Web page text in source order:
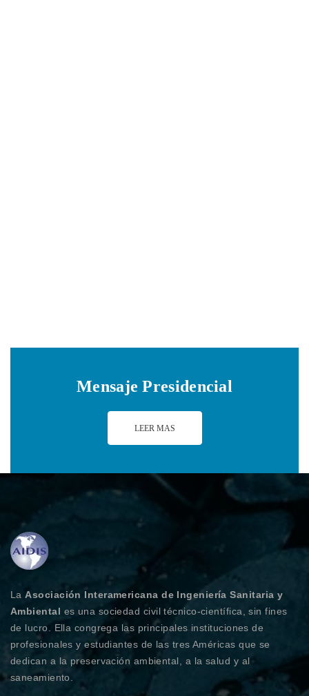
Mensaje Presidencial
LEER MAS
LaAsociación Interamericana de Ingeniería Sanitaria y
Ambiental es una sociedad civil técnico-científica, sin fines
de lucro. Ella congrega las principales instituciones de
profesionales y estudiantes de las tres Américas que se
dedican a la preservación ambiental, a la salud y al
saneamiento.